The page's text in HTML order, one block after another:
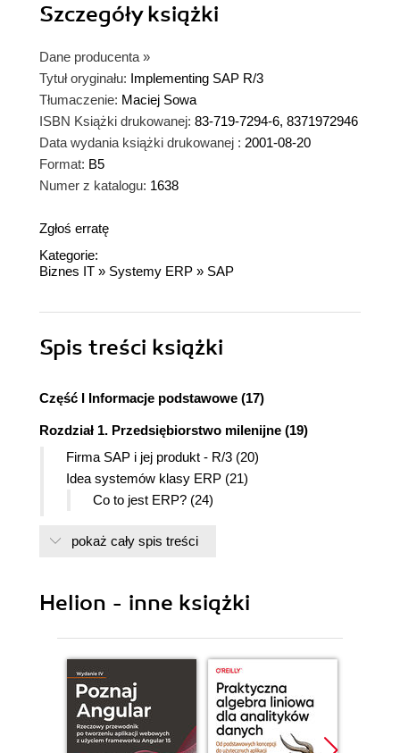
Szczegółyksiążki
Dane producenta »
Tytuł oryginału: Implementing SAP R/3
Tłumaczenie: Maciej Sowa
ISBN Książki drukowanej: 83-719-7294-6, 8371972946
Data wydania książki drukowanej : 2001-08-20
Format: B5
Numer z katalogu: 1638
Zgłoś erratę
Kategorie:
Biznes IT » Systemy ERP » SAP
Spis treści książki
Część I Informacje podstawowe (17)
Rozdział 1. Przedsiębiorstwo milenijne (19)
Firma SAP i jej produkt - R/3 (20)
Idea systemów klasy ERP (21)
Co to jest ERP? (24)
zarządzanie przez współpracę) (32)
Przedsiębiorstwo zorientowane na procesy
wartości (35)
Zarządzanie zmianami w przedsiębiorstwie
(35)
Ucząca się organizacja (36)
pokaż cały spis treści
Helion - inne książki